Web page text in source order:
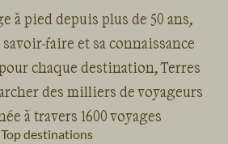
à pied depuis plus de 50 ans,
faire et sa connaissance
chaque destination, Terres
des milliers de voyageurs
à travers 1600 voyages
Top destinations